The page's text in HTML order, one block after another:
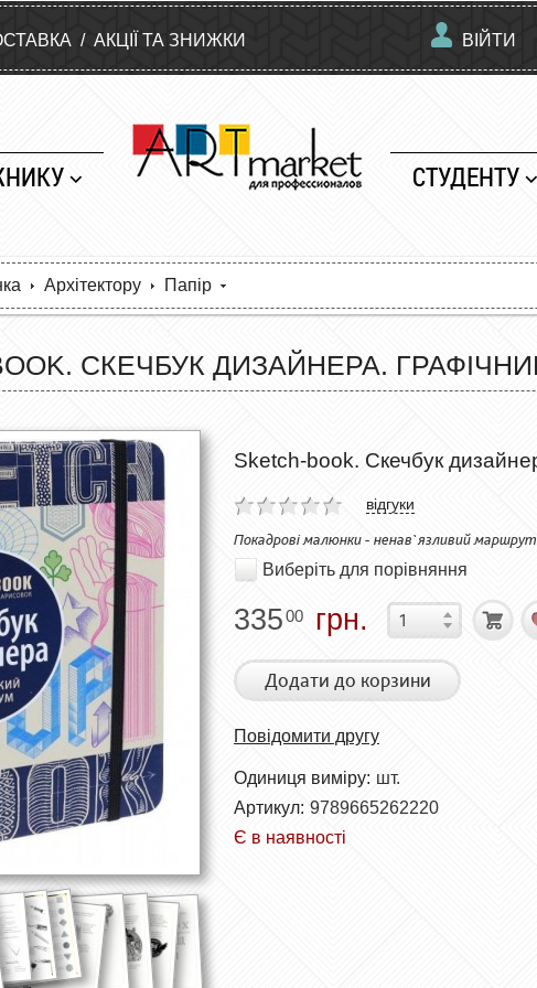
/ АКЦІЇ ТА ЗНИЖКИ ВІЙТИ
СТУДЕНТУ
Архітектору Папір
СКЕЧБУК ДИЗАЙНЕРА.
Sketch-book. Скечбук
відгуки
Покадрові малюнки - ненав`язливий
Виберіть для порівняння
33500 грн.
Додати до корзини
Повідомити другу
Одиниця виміру: шт.
Артикул: 9789665262220
Є в наявності